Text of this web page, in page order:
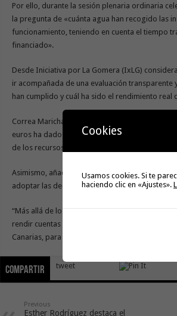
Por ello, durante la sesión plenaria ordinaria
la pregunta de «cuánta agua han recogido las
funcionamiento, teniendo en cuenta el tiempo
financiado».
Desde Iniciativa por La Gomera (IxLG)
ir acompañada de una evaluación
han cumplido y cuál ha sido el rendimiento real
Correa Marichal afirmó que “la ciudadanía
euros ha dado los resultados esperados y cuál
de los recursos hídricos de La Gomera”.
Asimismo, añadió que «disponer de datos
adoptar las decisiones más adecuadas para
“Más allá de los anuncios realizados en su
rendir cuentas sobre el grado de cumplimiento
Canarias, para ver si es cierto o no”, concluye el
Compartir tweet
Previous
Esther Rodríguez destaca el
Cookies
Usamos cookies. Si te
haciendo clic en «Ajustes».